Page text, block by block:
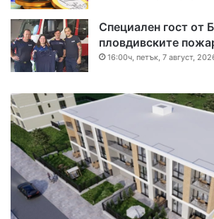
Специален гост от
пловдивските
16:00ч, петък, 7 август,